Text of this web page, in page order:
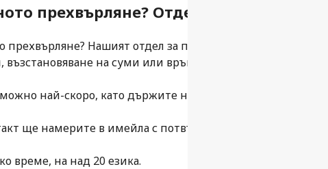
прехвърляне? Отделът за
прехвърляне? Нашият отдел за поддръжка е на
на суми или връщане до летището на
най-скоро, като държите на разположение номера на
ще намерите в имейла с потвърждение, в раздела
време, на над 20 езика.